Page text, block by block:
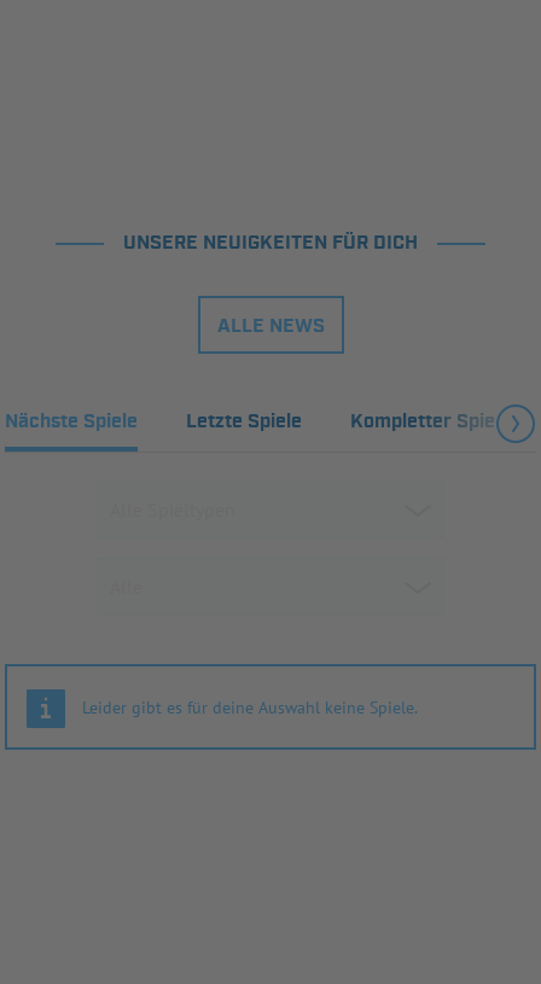
UNSERE NEUIGKEITEN FÜR DICH
ALLE NEWS
Nächste Spiele Letzte Spiele Kompletter Spielplan
Leider gibt es für deine Auswahl keine Spiele.